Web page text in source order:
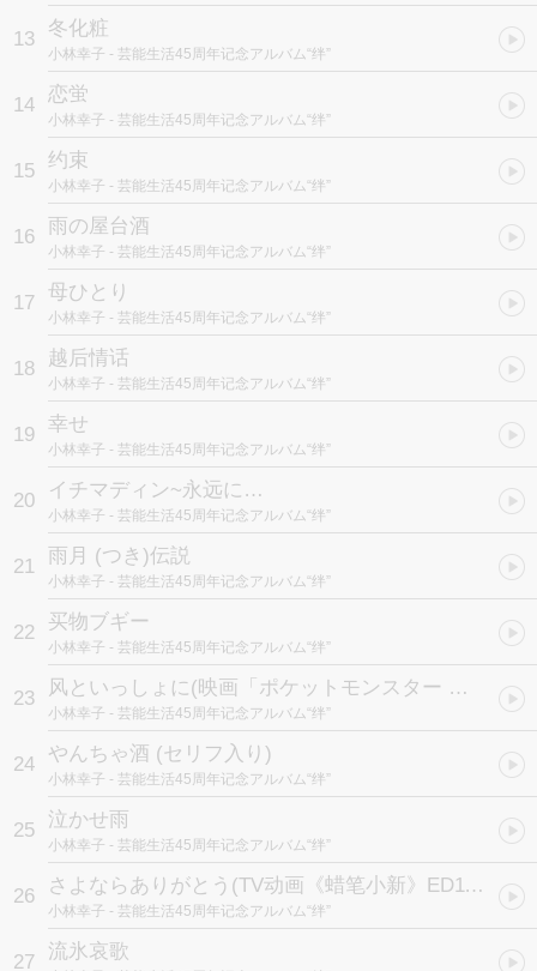
13 冬化粧
小林幸子 - 芸能生活45周年记念アルバム“绊”
14 恋蛍
小林幸子 - 芸能生活45周年记念アルバム“绊”
15 约束
小林幸子 - 芸能生活45周年记念アルバム“绊”
16 雨の屋台酒
小林幸子 - 芸能生活45周年记念アルバム“绊”
17 母ひとり
小林幸子 - 芸能生活45周年记念アルバム“绊”
18 越后情话
小林幸子 - 芸能生活45周年记念アルバム“绊”
19 幸せ
小林幸子 - 芸能生活45周年记念アルバム“绊”
20 イチマディン~永远に…
小林幸子 - 芸能生活45周年记念アルバム“绊”
21 雨月 (つき)伝説
小林幸子 - 芸能生活45周年记念アルバム“绊”
22 买物ブギー
小林幸子 - 芸能生活45周年记念アルバム“绊”
23 风といっしょに(映画「ポケットモンスター ミュウツーの逆襲」EDテーマ)
小林幸子 - 芸能生活45周年记念アルバム“绊”
24 やんちゃ酒 (セリフ入り)
小林幸子 - 芸能生活45周年记念アルバム“绊”
25 泣かせ雨
小林幸子 - 芸能生活45周年记念アルバム“绊”
26 さよならありがとう (TV动画《蜡笔小新》ED11 / TVアニメ「クレヨンしんちゃん」ED11テーマ)
小林幸子 - 芸能生活45周年记念アルバム“绊”
27 流氷哀歌